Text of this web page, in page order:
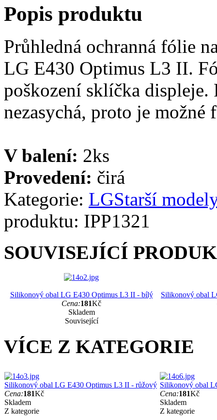
Popis produktu
Průhledná ochranná fólie
LG E430 Optimus L3 II.
poškození sklíčka
nezasychá, proto je
V balení: 2ks
Provedení: čirá
Kategorie: LGStarší
produktu: IPP1321
SOUVISEJÍCÍ
Silikonový obal LG E430 Optimus L3 II - bílý
Cena:181Kč
Skladem
Související
Silikonový obal
VÍCE Z KATEGORIE
Silikonový obal LG E430 Optimus L3 II - růžový
Cena:181Kč
Skladem
Z kategorie
Silikonový obal
Cena:181Kč
Skladem
Z kategorie